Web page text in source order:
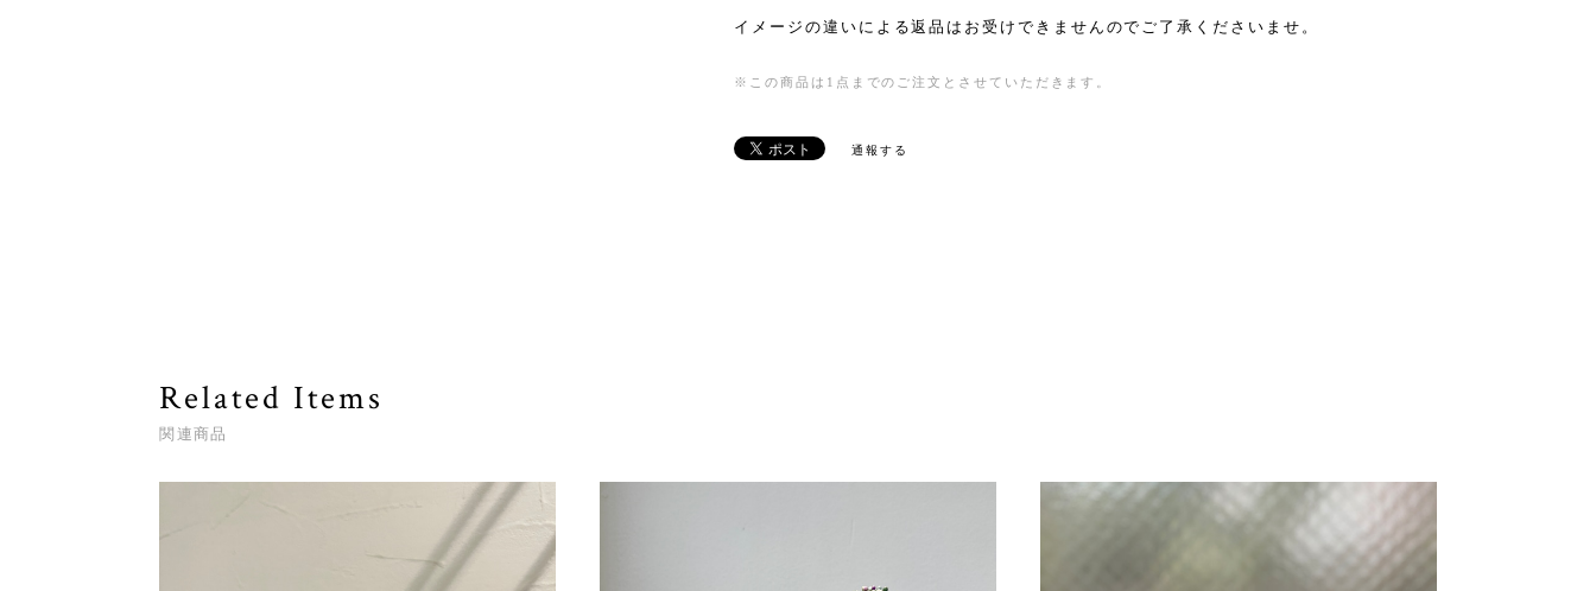
イメージの違いによる返品はお受けできませんのでご了承くださいませ。
※この商品は1点までのご注文とさせていただきます。
通報する
Related Items
関連商品